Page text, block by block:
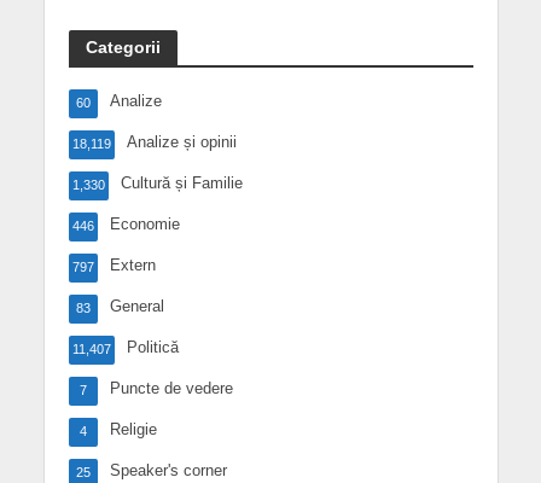
Categorii
Analize
60
Analize și opinii
18,119
Cultură și Familie
1,330
Economie
446
Extern
797
General
83
Politică
11,407
Puncte de vedere
7
Religie
4
Speaker's corner
25